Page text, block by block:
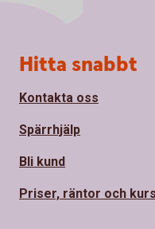
Sidfot
Hitta snabbt
Kontakta oss
Spärrhjälp
Bli kund
Priser, räntor och